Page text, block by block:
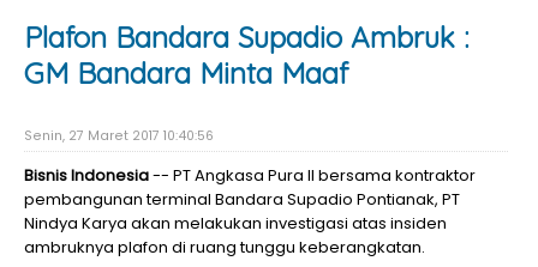
Plafon Bandara Supadio Ambruk :
GM Bandara Minta Maaf
Senin, 27 Maret 2017 10:40:56
Bisnis Indonesia-- PT Angkasa Pura II bersama kontraktor
pembangunan terminal Bandara Supadio Pontianak, PT
Nindya Karya akan melakukan investigasi atas insiden
ambruknya plafon di ruang tunggu keberangkatan.